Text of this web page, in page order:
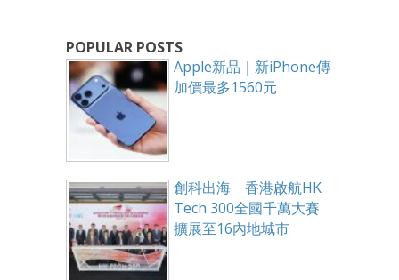
POPULAR POSTS
Apple新品｜新iPhone傳
加價最多1560元
創科出海 香港啟航HK
Tech 300全國千萬大賽
擴展至16內地城市